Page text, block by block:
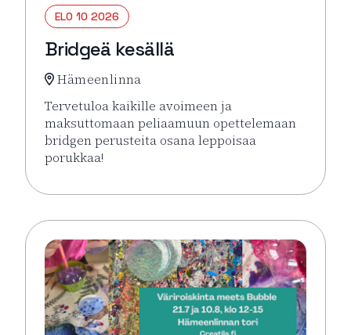
ELO 10 2026
Bridgeä kesällä
Hämeenlinna
Tervetuloa kaikille avoimeen ja
maksuttomaan peliaamuun opettelemaan
bridgen perusteita osana leppoisaa
porukkaa!